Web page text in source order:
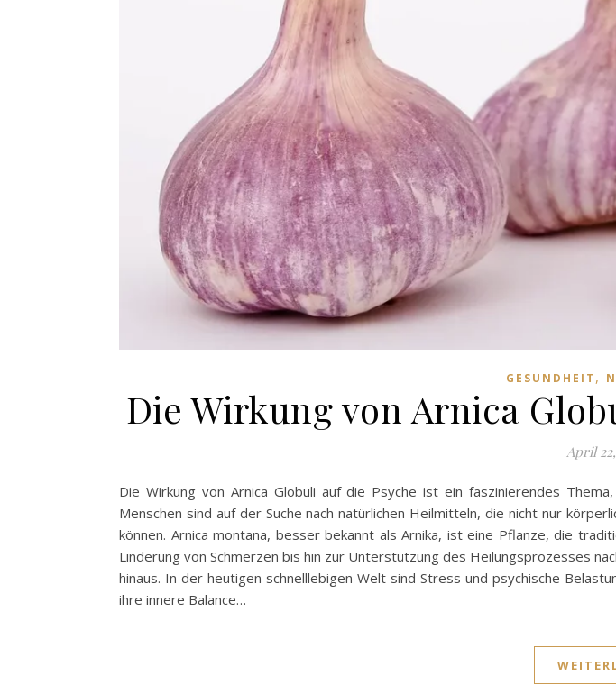
GESUNDHEIT ,
Die Wirkung von Arnica
April
Die Wirkung von Arnica Globuli auf die Psyche ist ein faszinierendes
Menschen sind auf der Suche nach natürlichen Heilmitteln, die nicht nur
können. Arnica montana, besser bekannt als Arnika, ist eine Pflanze, die
Linderung von Schmerzen bis hin zur Unterstützung des Heilungsprozesses
hinaus. In der heutigen schnelllebigen Welt sind Stress und psychische
ihre innere Balance…